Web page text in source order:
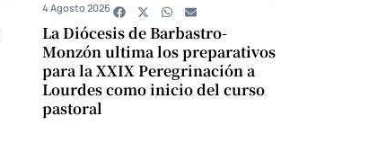
La Diócesis de Barbastro-
Monzón ultima los preparativos
para la XXIX Peregrinación a
Lourdes como inicio del curso
pastoral
4 Agosto 2026